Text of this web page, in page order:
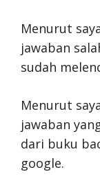
Menurut
jawaban
sudah
Menurut
jawaban
dari buku
google.